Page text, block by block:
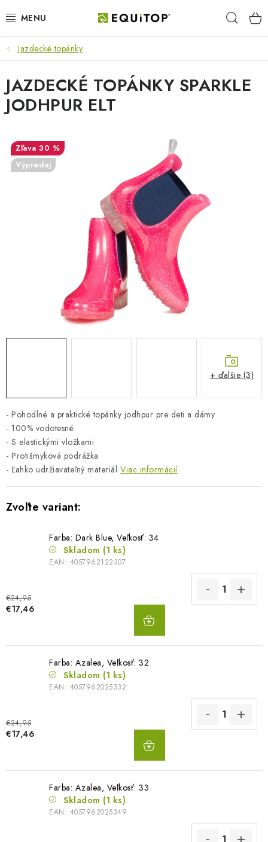
na
JAZDEC
KÔŇ
PONY
STAJŇA
PES
DARČEKOVÉ POUKAZY
Obchodné podmienky
Dodacie podmienky
Podmienky ochrany osobných údajov
Napíšte nám
Jazdecké topánky
- Pohodlné a praktické topánky jodhpur pre deti a dámy
- 100% vodotesné
- S elastickými vložkami
- Protišmyková podrážka
- Ľahko udržiavateľný materiál Viac informácií
Farba: Dark Blue, Veľkosť: 34
Skladom (1 ks)
EAN: 4057962122307
€24,95
€17,46
Farba: Azalea, Veľkosť: 32
Skladom (1 ks)
EAN: 4057962025332
€24,95
€17,46
Farba: Azalea, Veľkosť: 33
Skladom (1 ks)
EAN: 4057962025349
JAZDECKÉ TOPÁNKY SPARKLE
JODHPUR ELT
30 %
Výpredaj
+ ďalšie (3)